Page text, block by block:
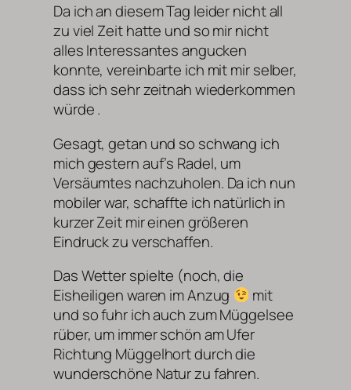
Da ich an diesem Tag leider nicht all
zu viel Zeit hatte und so mir nicht
alles Interessantes angucken
konnte, vereinbarte ich mit mir selber,
dass ich sehr zeitnah wiederkommen
würde .
Gesagt, getan und so schwang ich
mich gestern auf’s Radel, um
Versäumtes nachzuholen. Da ich nun
mobiler war, schaffte ich natürlich in
kurzer Zeit mir einen größeren
Eindruck zu verschaffen.
Das Wetter spielte (noch, die
Eisheiligen waren im Anzug
mit
und so fuhr ich auch zum Müggelsee
rüber, um immer schön am Ufer
Richtung Müggelhort durch die
wunderschöne Natur zu fahren.